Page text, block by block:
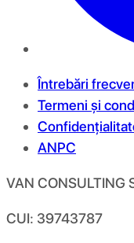
Întrebări
Termeni și
ANPC
VAN CONSULTING
CUI: 39743787